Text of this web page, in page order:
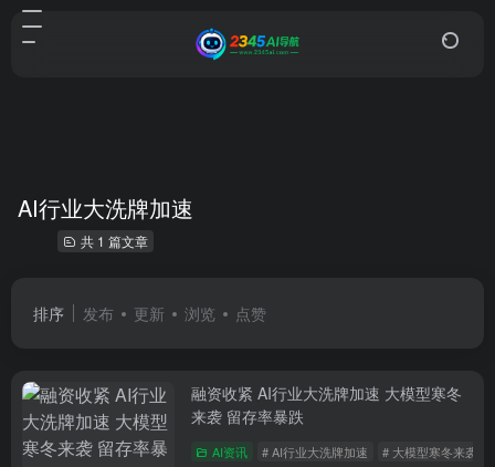
AI行业大洗牌加速
共 1 篇文章
排序 发布 更新 浏览 点赞
融资收紧 AI行业大洗牌加速 大模型寒冬
来袭 留存率暴跌
AI资讯 # AI行业大洗牌加速 # 大模型寒冬来袭